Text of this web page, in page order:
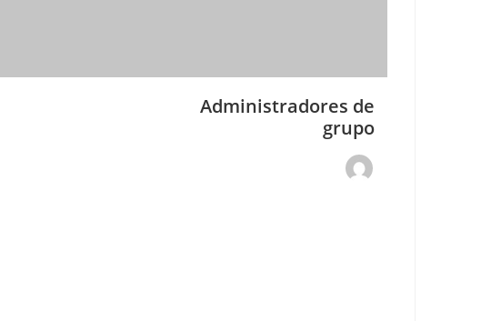
Administradores de
grupo